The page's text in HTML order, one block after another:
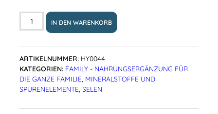
IN DEN WARENKORB
ARTIKELNUMMER: HY0044
KATEGORIEN: FAMILY - NAHRUNGSERGÄNZUNG FÜR
DIE GANZE FAMILIE, MINERALSTOFFE UND
SPURENELEMENTE, SELEN